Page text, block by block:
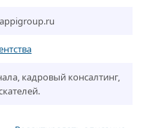
кадровый консалтинг,